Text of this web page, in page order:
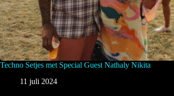
Techno Setjes met Special Guest Nathaly Nikita
11 juli 2024